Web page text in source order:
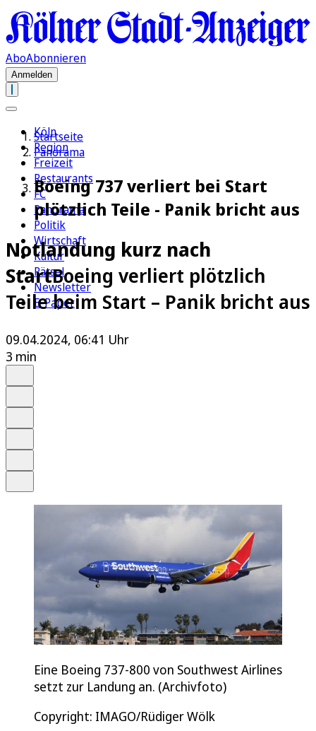
AboAbonnieren
Anmelden
Köln
Region
Freizeit
Restaurants
FC
Panorama
Politik
Wirtschaft
Kultur
Rätsel
Newsletter
E-Paper
Startseite
Panorama
Boeing 737 verliert bei Start
plötzlich Teile - Panik bricht aus
Notlandung kurz nach
StartBoeing verliert plötzlich
Teile beim Start – Panik bricht aus
09.04.2024, 06:41 Uhr
3 min
Eine Boeing 737-800 von Southwest Airlines
setzt zur Landung an. (Archivfoto)
Copyright: IMAGO/Rüdiger Wölk